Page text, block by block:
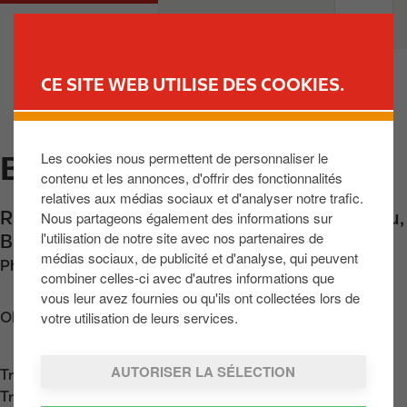
CE SITE WEB UTILISE DES COOKIES.
Les cookies nous permettent de personnaliser le
contenu et les annonces, d'offrir des fonctionnalités
relatives aux médias sociaux et d'analyser notre trafic.
Nous partageons également des informations sur
l'utilisation de notre site avec nos partenaires de
médias sociaux, de publicité et d'analyse, qui peuvent
combiner celles-ci avec d'autres informations que
vous leur avez fournies ou qu'ils ont collectées lors de
votre utilisation de leurs services.
AUTORISER LA SÉLECTION
c
o
n
t
e
n
p
n
c
M
a
TROUVER UNE STATION
BRAINE-LE-CHATEAU
Rue de Mont St-Pont 167,Braine-Le-Château,
BE-1440,BE
Phone: +3223663754
Obtenir l'itinéraire
Trouvez nous surApp Store
Trouvez nous sur